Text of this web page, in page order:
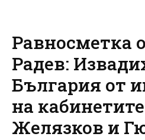
Равносметка
Радев:
България от
на
Желязков и